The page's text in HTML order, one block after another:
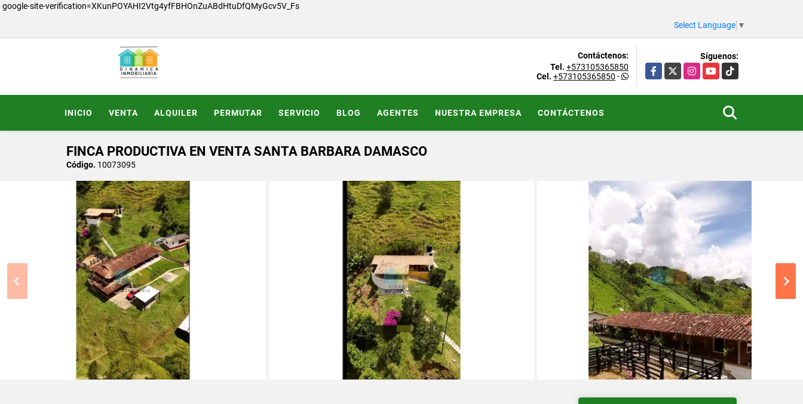
google-site-verification=XKunPOYAHI2Vtg4yfFBHOnZuABdHtuDfQMyGcv5V_Fs
Select Language ▼
Contáctenos:
Tel. +573105365850
Cel. +573105365850 -
Síguenos:
Facebook
X InstagramYouTubeTikTok
INICIO VENTA ALQUILER PERMUTAR SERVICIO BLOG AGENTES NUESTRA EMPRESA CONTÁCTENOS
FINCA PRODUCTIVA EN VENTA SANTA BARBARA DAMASCO
Código. 10073095